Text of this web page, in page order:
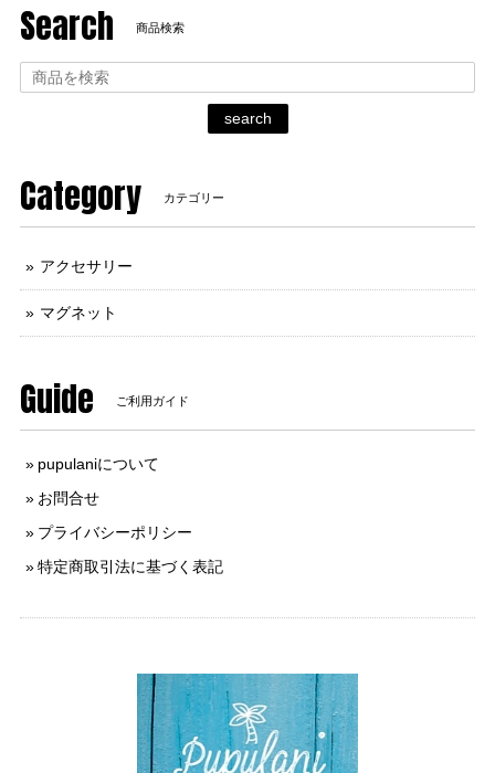
Search 商品検索
search
Category カテゴリー
アクセサリー
マグネット
Guide ご利用ガイド
pupulaniについて
お問合せ
プライバシーポリシー
特定商取引法に基づく表記